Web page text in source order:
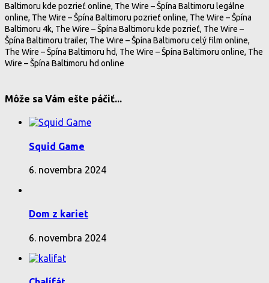
Baltimoru kde pozrieť online, The Wire – Špína Baltimoru legálne
online, The Wire – Špína Baltimoru pozrieť online, The Wire – Špína
Baltimoru 4k, The Wire – Špína Baltimoru kde pozrieť, The Wire –
Špína Baltimoru trailer, The Wire – Špína Baltimoru celý film online,
The Wire – Špína Baltimoru hd, The Wire – Špína Baltimoru online, The
Wire – Špína Baltimoru hd online
Môže sa Vám ešte páčiť...
Squid Game
6. novembra 2024
Dom z kariet
6. novembra 2024